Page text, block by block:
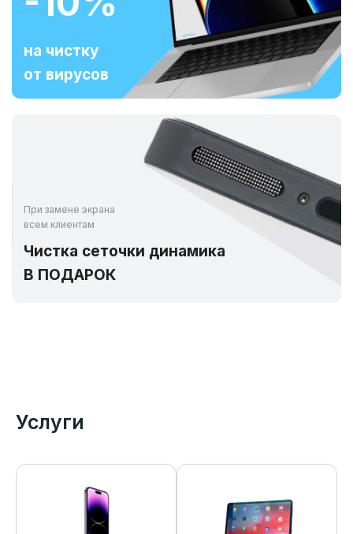
на чистку
от вирусов
При замене экрана
всем клиентам
Чистка сеточки динамика
В ПОДАРОК
Услуги